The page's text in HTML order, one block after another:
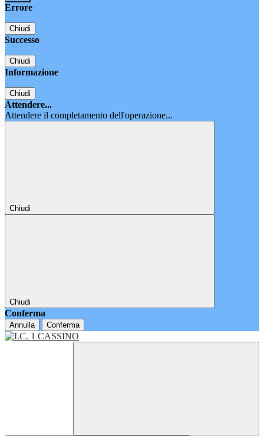
Errore
Chiudi
Successo
Chiudi
Informazione
Chiudi
Attendere...
Attendere il completamento dell'operazione...
Chiudi
Chiudi
Conferma
Annulla Conferma